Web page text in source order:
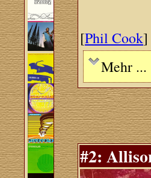
[Phil Cook]
Mehr ...
#2: